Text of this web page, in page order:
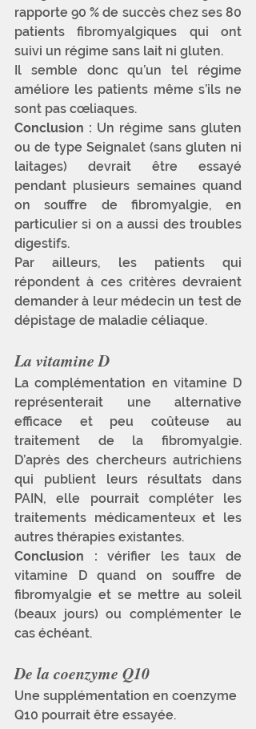
rapporte 90 % de succès chez ses 80
patients fibromyalgiques qui ont
suivi un régime sans lait ni gluten.
Il semble donc qu’un tel régime
améliore les patients même s’ils ne
sont pas cœliaques.
Conclusion : Un régime sans gluten
ou de type Seignalet (sans gluten ni
laitages) devrait être essayé
pendant plusieurs semaines quand
on souffre de fibromyalgie, en
particulier si on a aussi des troubles
digestifs.
Par ailleurs, les patients qui
répondent à ces critères devraient
demander à leur médecin un test de
dépistage de maladie céliaque.
La vitamine D
La complémentation en vitamine D
représenterait une alternative
efficace et peu coûteuse au
traitement de la fibromyalgie.
D’après des chercheurs autrichiens
qui publient leurs résultats dans
PAIN, elle pourrait compléter les
traitements médicamenteux et les
autres thérapies existantes.
Conclusion : vérifier les taux de
vitamine D quand on souffre de
fibromyalgie et se mettre au soleil
(beaux jours) ou complémenter le
cas échéant.
De la coenzyme Q10
Une supplémentation en coenzyme
Q10 pourrait être essayée.